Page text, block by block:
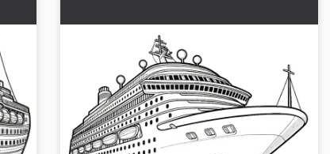
Moderna nave da crociera: il tuo
disegno da colorare da scaricare
(Gratis)
Vivi la nave da crociera moderna come un
disegno da colorare. Scaricalo gratis ora! Sii
creativo e coloralo immediatamente online....